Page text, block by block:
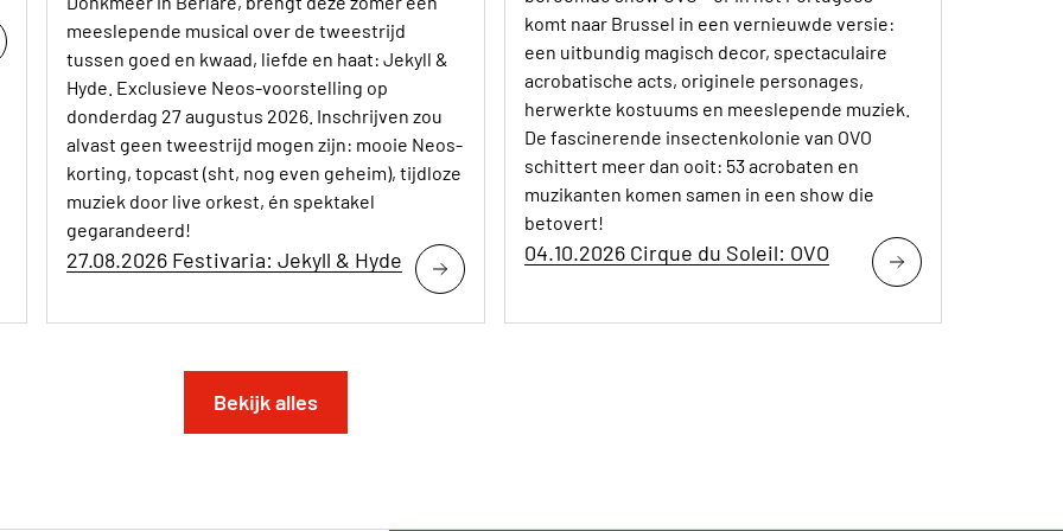
meeslepende musical over de tweestrijd
tussen goed en kwaad, liefde en haat: Jekyll &
Hyde. Exclusieve Neos-voorstelling op
donderdag 27 augustus 2026. Inschrijven zou
alvast geen tweestrijd mogen zijn: mooie Neos-
korting, topcast (sht, nog even geheim), tijdloze
muziek door live orkest, én spektakel
gegarandeerd!
27.08.2026 Festivaria: Jekyll & Hyde
komt naar Brussel in een vernieuwde versie:
een uitbundig magisch decor, spectaculaire
acrobatische acts, originele personages,
herwerkte kostuums en meeslepende muziek.
De fascinerende insectenkolonie van OVO
schittert meer dan ooit: 53 acrobaten en
muzikanten komen samen in een show die
betovert!
04.10.2026 Cirque du Soleil: OVO
Bekijk alles